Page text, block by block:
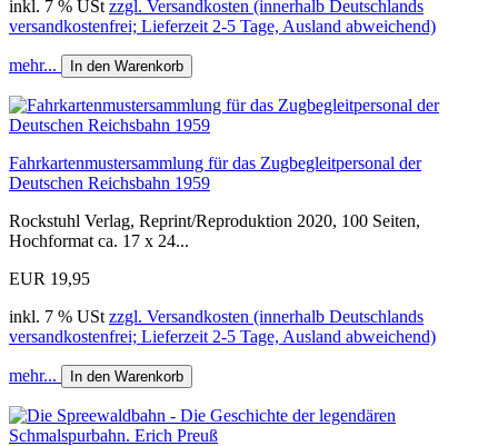
inkl. 7 % USt zzgl. Versandkosten (innerhalb Deutschlands
versandkostenfrei; Lieferzeit 2-5 Tage, Ausland abweichend)
mehr... In den Warenkorb
Fahrkartenmustersammlung für das Zugbegleitpersonal der
Deutschen Reichsbahn 1959
Rockstuhl Verlag, Reprint/Reproduktion 2020, 100 Seiten,
Hochformat ca. 17 x 24...
EUR 19,95
inkl. 7 % USt zzgl. Versandkosten (innerhalb Deutschlands
versandkostenfrei; Lieferzeit 2-5 Tage, Ausland abweichend)
mehr... In den Warenkorb